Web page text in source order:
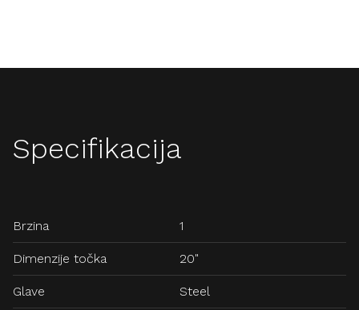
Specifikacija
Brzina 1
Dimenzije točka 20"
Glave Steel